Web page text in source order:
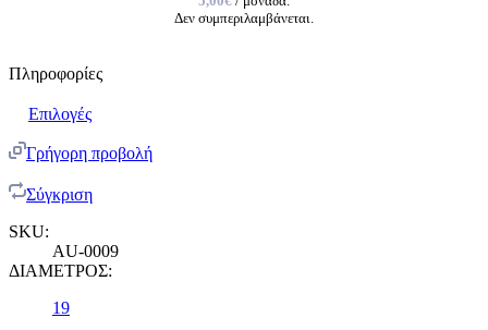
Δεν συμπεριλαμβάνεται.
Πληροφορίες
Επιλογές
Γρήγορη προβολή
Σύγκριση
SKU:
AU-0009
ΔΙΑΜΕΤΡΟΣ:
19